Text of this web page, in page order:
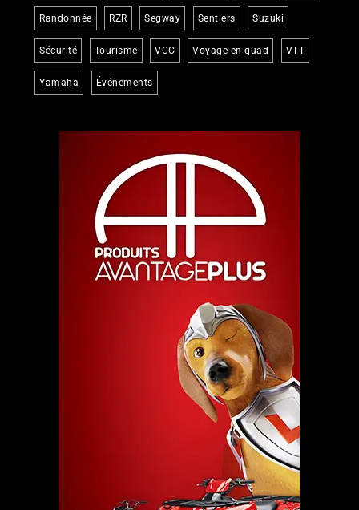
Randonnée RZR Segway Sentiers Suzuki
Sécurité Tourisme VCC Voyage en quad VTT
Yamaha Événements